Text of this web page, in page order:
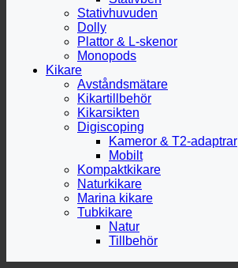
Stativhuvuden
Dolly
Plattor & L-skenor
Monopods
Kikare
Avståndsmätare
Kikartillbehör
Kikarsikten
Digiscoping
Kameror & T2-adaptrar
Mobilt
Kompaktkikare
Naturkikare
Marina kikare
Tubkikare
Natur
Tillbehör